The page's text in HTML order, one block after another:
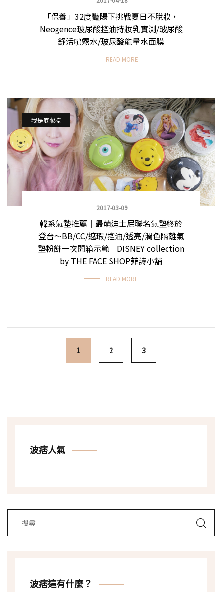
「保養」32度豔陽下挑戰夏日不脫妝，
Neogence玻尿酸控油持妝乳實測/玻尿酸
舒活噴霧水/玻尿酸能量水面膜
READ MORE
我是底妝控
2017-03-09
韓系氣墊推薦｜最萌迪士尼聯名氣墊終於
登台～BB/CC/遮瑕/控油/透亮/潤色隔離氣
墊粉餅一次開箱示範｜DISNEY collection
by THE FACE SHOP菲詩小舖
READ MORE
Posts navigation
1 2 3
波痞人氣
波痞這有什麼？